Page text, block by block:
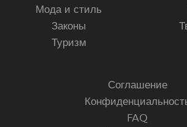
Мода и стиль
Законы
Туризм
Соглашение
FAQ